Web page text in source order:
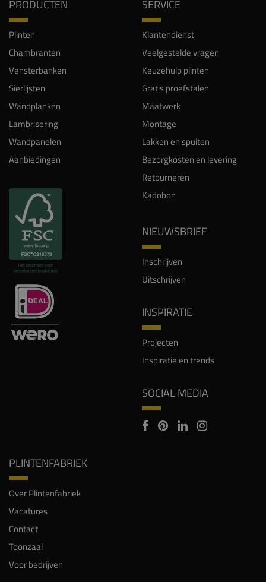
PRODUCTEN
Plinten
Chambranten
Vensterbanken
Sierlijsten
Wandplanken
Lambrisering
Wandpanelen
Aanbiedingen
SERVICE
Klantendienst
Veelgestelde vragen
Keuzehulp plinten
Gratis proefstalen
Maatwerk
Montage
Lakken en spuiten
Bezorgkosten en levering
Retourneren
Kadobon
NIEUWSBRIEF
Inschrijven
Uitschrijven
INSPIRATIE
Projecten
Inspiratie en trends
SOCIAL MEDIA
PLINTENFABRIEK
Over Plintenfabriek
Vacatures
Contact
Toonzaal
Voor bedrijven